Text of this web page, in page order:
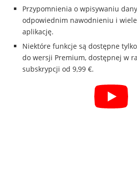
Przypomnienia o wpisywaniu
odpowiednim nawodnieniu i
aplikację.
Niektóre funkcje są dostępne
do wersji Premium, dostępnej w
subskrypcji od 9,99 €.